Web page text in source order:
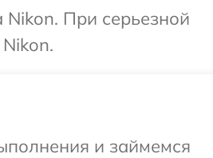
При серьезной
и займемся